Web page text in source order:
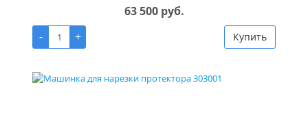
63 500 руб.
-
+ Купить